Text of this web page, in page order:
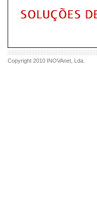
Copyright 2010 INOVAnet , Lda.